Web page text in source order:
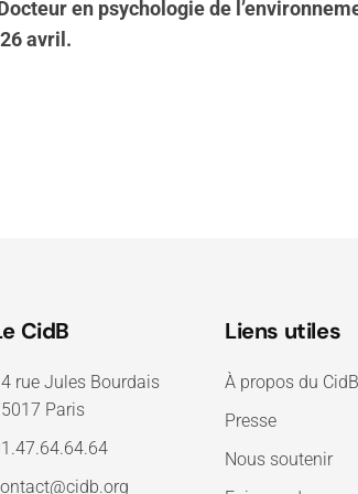
en psychologie de
avril.
CidB
rue Jules Bourdais
Paris
Liens utiles
À propos du CidB
Presse
Nous soutenir